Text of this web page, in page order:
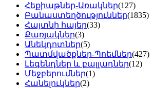
Հեքիաթներ-Առակներ(127)
Բանաստեղծություններ(1835)
Հայտնի հայեր(33)
Քառյակներ(3)
Անեկդոտներ(5)
Պատմվածքներ-Պոեմներ(427)
Լեգենդներ և բալլադներ(12)
Մեջբերումներ(1)
Հանելուկներ(2)